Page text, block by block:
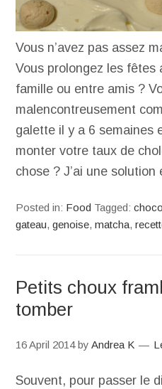
Vous n’avez pas assez
Vous prolongez les fêtes
famille ou entre amis ?
malencontreusement
galette il y a 6 semaines
monter votre taux de
chose ? J’ai une
Posted in: Food Tagged:
gateau,genoise,matcha,
Petits choux
tomber
16 April 2014 byAndrea K
Souvent, pour passer le